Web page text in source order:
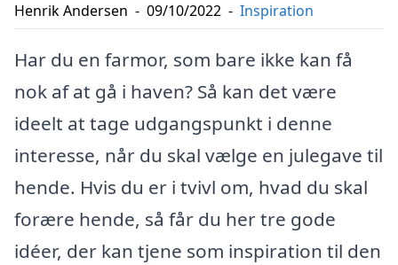
Henrik Andersen - 09/10/2022 - Inspiration
Har du en farmor, som bare ikke kan få
nok af at gå i haven? Så kan det være
ideelt at tage udgangspunkt i denne
interesse, når du skal vælge en julegave til
hende. Hvis du er i tvivl om, hvad du skal
forære hende, så får du her tre gode
idéer, der kan tjene som inspiration til den